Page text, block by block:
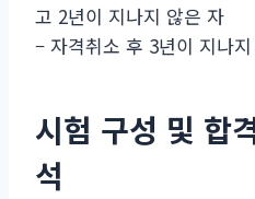
고 2년이 지나지 않은 자
– 자격취소 후 3년이 지나
시험 구성 및 합
석